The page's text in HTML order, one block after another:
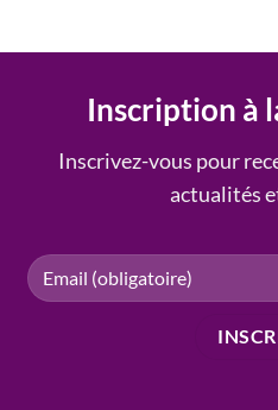
Inscription à
Inscrivez-vous pour
actualités